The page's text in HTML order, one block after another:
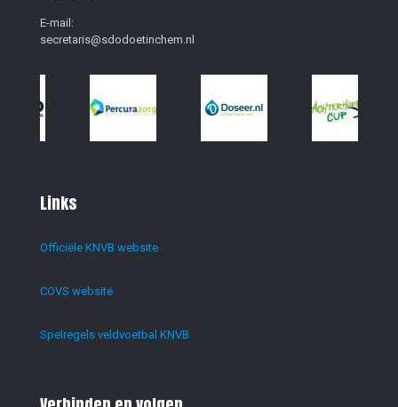
E-mail:
secretaris@sdodoetinchem.nl
Links
Officiële KNVB website
COVS website
Spelregels veldvoetbal KNVB